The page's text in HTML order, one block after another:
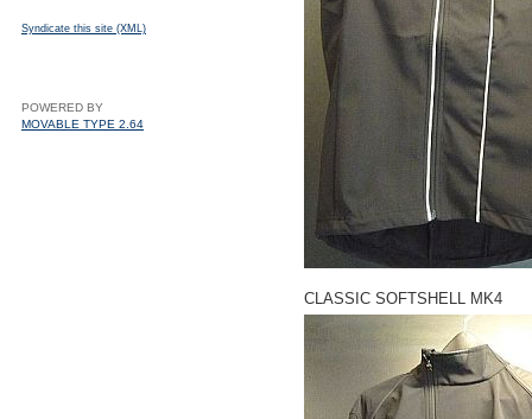
CLASSIC SOFTSHELL MK4
Syndicate this site (XML)
POWERED BY
MOVABLE TYPE 2.64